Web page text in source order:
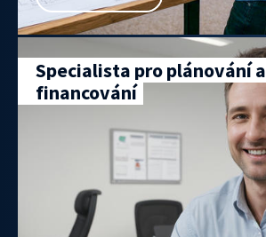
Specialista pro plánování a
financování